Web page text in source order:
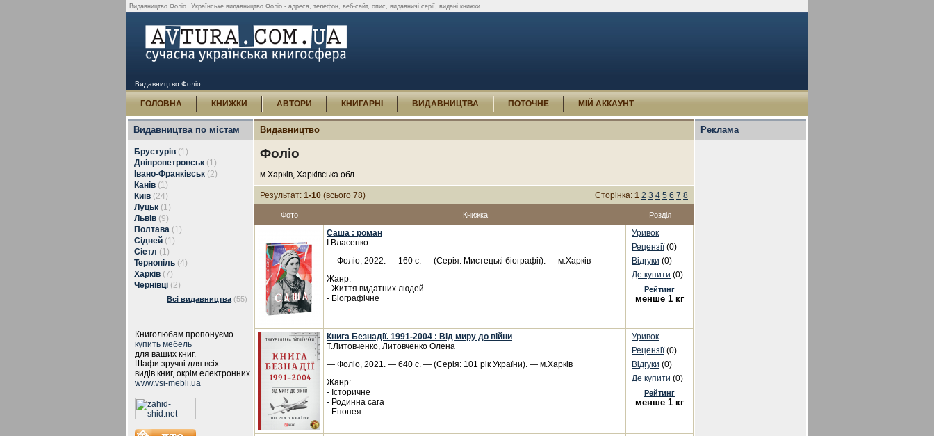
Видавництво Фоліо. Українське видавництво Фоліо - адреса, телефон, веб-сайт, опис, видавничі серії, видані книжки
Видавництво Фоліо
ГОЛОВНА КНИЖКИ АВТОРИ КНИГАРНІ ВИДАВНИЦТВА ПОТОЧНЕ МІЙ АККАУНТ
Видавництва по містам
Брустурів (1)
Дніпропетровськ (1)
Івано-Франківськ (2)
Канів (1)
Київ (24)
Луцьк (1)
Львів (9)
Полтава (1)
Сідней (1)
Сіетл (1)
Тернопіль (4)
Харків (7)
Чернівці (2)
Всі видавництва (55)
Книголюбам пропонуємо
купить мебель
для ваших книг.
Шафи зручні для всіх
видів книг, окрім електронних.
www.vsi-mebli.ua
Видавництво
Фоліо
м.Харків, Харківська обл.
Результат: 1-10 (всього 78) Сторінка: 1 2 3 4 5 6 7 8
Фото Книжка Розділ
Саша : роман
І.Власенко
— Фоліо, 2022. — 160 с. — (Серія: Мистецькі біографії). — м.Харків
Жанр:
- Життя видатних людей
- Біографічне
Уривок
Рецензії(0)
Відгуки (0)
Де купити (0)
Рейтинг
менше 1 кг
Книга Безнадії. 1991-2004 : Від миру до війни
Т.Литовченко, Литовченко Олена
— Фоліо, 2021. — 640 с. — (Серія: 101 рік України). — м.Харків
Жанр:
- Історичне
- Родинна сага
- Епопея
Уривок
Рецензії(0)
Відгуки (0)
Де купити (0)
Рейтинг
менше 1 кг
Реклама